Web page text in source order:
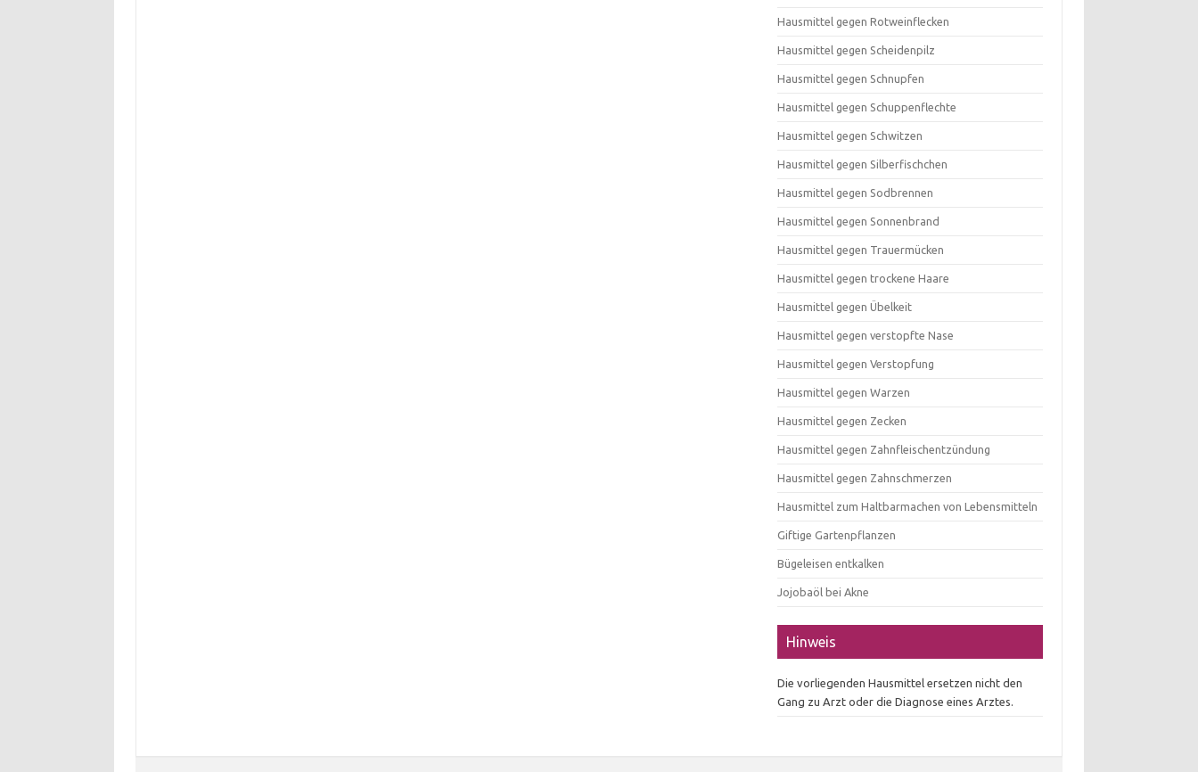
Hausmittel gegen Rotweinflecken
Hausmittel gegen Scheidenpilz
Hausmittel gegen Schnupfen
Hausmittel gegen Schuppenflechte
Hausmittel gegen Schwitzen
Hausmittel gegen Silberfischchen
Hausmittel gegen Sodbrennen
Hausmittel gegen Sonnenbrand
Hausmittel gegen Trauermücken
Hausmittel gegen trockene Haare
Hausmittel gegen Übelkeit
Hausmittel gegen verstopfte Nase
Hausmittel gegen Verstopfung
Hausmittel gegen Warzen
Hausmittel gegen Zecken
Hausmittel gegen Zahnfleischentzündung
Hausmittel gegen Zahnschmerzen
Hausmittel zum Haltbarmachen von Lebensmitteln
Giftige Gartenpflanzen
Bügeleisen entkalken
Jojobaöl bei Akne
Hinweis
Die vorliegenden Hausmittel ersetzen nicht den
Gang zu Arzt oder die Diagnose eines Arztes.